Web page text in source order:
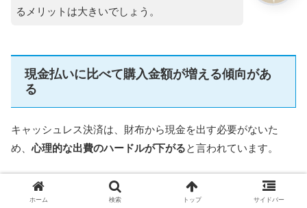
るメリットは大きいでしょう。
現金払いに比べて購入金額が増える傾向があ
る
キャッシュレス決済は、財布から現金を出す必要がないた
め、心理的な出費のハードルが下がると言われています。
実際に、クレジットカードや電子マネーを利用
ホーム 検索 トップ サイドバー